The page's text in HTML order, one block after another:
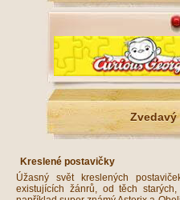
Zvedavý
Kreslené postavičky
Úžasný svět kreslených
existujících žánrů, od těch